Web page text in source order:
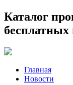
Каталог
Главная
Новости